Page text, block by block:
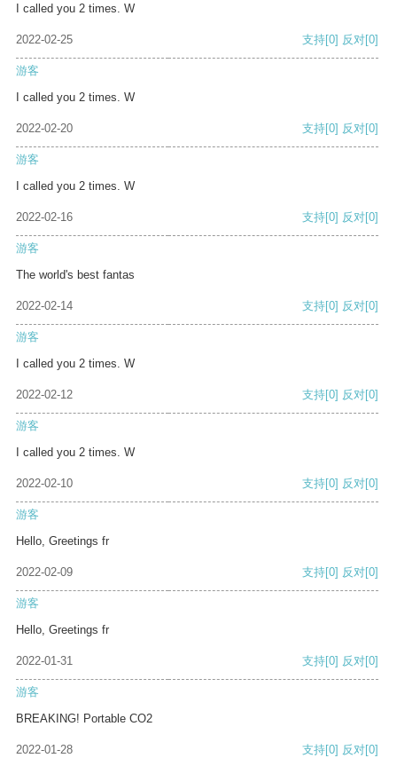
I called you 2 times. W
2022-02-25 支持[0] 反对[0]
游客
I called you 2 times. W
2022-02-20 支持[0] 反对[0]
游客
I called you 2 times. W
2022-02-16 支持[0] 反对[0]
游客
The world's best fantas
2022-02-14 支持[0] 反对[0]
游客
I called you 2 times. W
2022-02-12 支持[0] 反对[0]
游客
I called you 2 times. W
2022-02-10 支持[0] 反对[0]
游客
Hello, Greetings fr
2022-02-09 支持[0] 反对[0]
游客
Hello, Greetings fr
2022-01-31 支持[0] 反对[0]
游客
BREAKING! Portable CO2
2022-01-28 支持[0] 反对[0]